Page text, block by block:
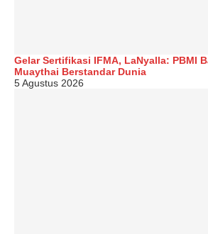
Gelar Sertifikasi IFMA, LaNyalla: PBMI
Muaythai Berstandar Dunia
5 Agustus 2026